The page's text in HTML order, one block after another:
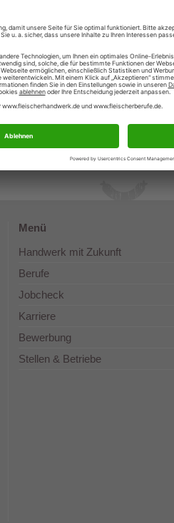
elitr, sed diam nonumy
justo duo dolores et ea rebum.
consetetur sadipscing elitr,
eos et accusam et justo duo
Menü
Handwerk mit Zukunft
Berufe
Jobcheck
Karriere
Bewerbung
Stellen & Betriebe